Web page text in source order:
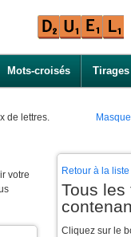
Mots-croisés Tirages
de lettres.
votre
Retour à la
Tous
Cliquez sur le